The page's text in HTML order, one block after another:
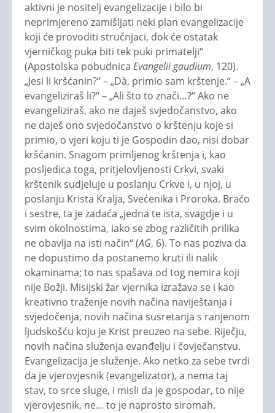
aktivni je nositelj evangelizacije i bilo bi
neprimjereno zamišljati neki plan evangelizacije
koji će provoditi stručnjaci, dok će ostatak
vjerničkog puka biti tek puki primatelji“
(Apostolska pobudnica Evangelii gaudium, 120).
„Jesi li kršćanin?“ – „Dà, primio sam krštenje.“ – „A
evangeliziraš li?“ – „Ali što to znači…?“ Ako ne
evangeliziraš, ako ne daješ svjedočanstvo, ako
ne daješ ono svjedočanstvo o krštenju koje si
primio, o vjeri koju ti je Gospodin dao, nisi dobar
kršćanin. Snagom primljenog krštenja i, kao
posljedica toga, pritjelovljenosti Crkvi, svaki
krštenik sudjeluje u poslanju Crkve i, u njoj, u
poslanju Krista Kralja, Svećenika i Proroka. Braćo
i sestre, ta je zadaća „jedna te ista, svagdje i u
svim okolnostima, iako se zbog različitih prilika
ne obavlja na isti način“ (AG, 6). To nas poziva da
ne dopustimo da postanemo kruti ili nalik
okaminama; to nas spašava od tog nemira koji
nije Božji. Misijski žar vjernika izražava se i kao
kreativno traženje novih načina naviještanja i
svjedočenja, novih načina susretanja s ranjenom
ljudskošću koju je Krist preuzeo na sebe. Riječju,
novih načina služenja evanđelju i čovječanstvu.
Evangelizacija je služenje. Ako netko za sebe tvrdi
da je vjerovjesnik (evangelizator), a nema taj
stav, to srce sluge, i misli da je gospodar, to nije
vjerovjesnik, ne… to je naprosto siromah.